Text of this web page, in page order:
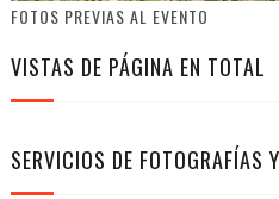
FOTOS PREVIAS AL EVENTO
VISTAS DE PÁGINA EN TOTAL
SERVICIOS DE FOTOGRAFÍAS